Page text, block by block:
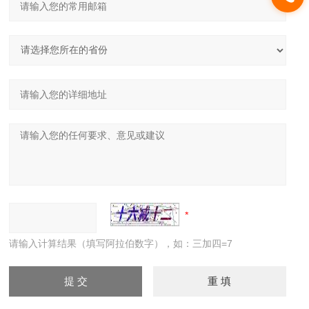
请输入计算结果（填写阿拉伯数字），如：三加四=7